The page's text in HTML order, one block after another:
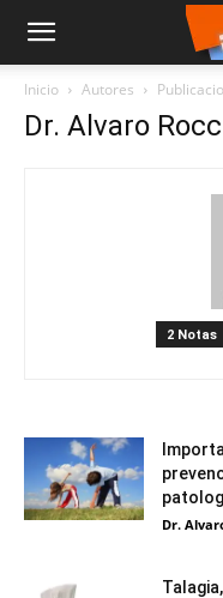
Inicio Autores
Dr. Alvaro
2 Notas
Dr.